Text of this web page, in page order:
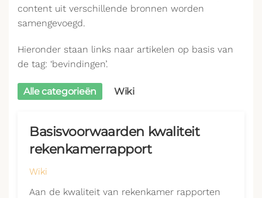
content uit verschillende bronnen worden
samengevoegd.
Hieronder staan links naar artikelen op basis van
de tag: ‘bevindingen’.
Alle categorieën Wiki
Basisvoorwaarden kwaliteit
rekenkamerrapport
Wiki
Aan de kwaliteit van rekenkamer rapporten